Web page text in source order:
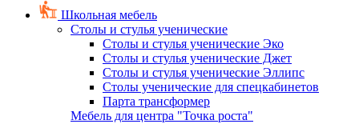
Школьная мебель
Столы и стулья ученические
Столы и стулья ученические Эко
Столы и стулья ученические Джет
Столы и стулья ученические Эллипс
Столы ученические для спецкабинетов
Парта трансформер
Мебель для центра "Точка роста"